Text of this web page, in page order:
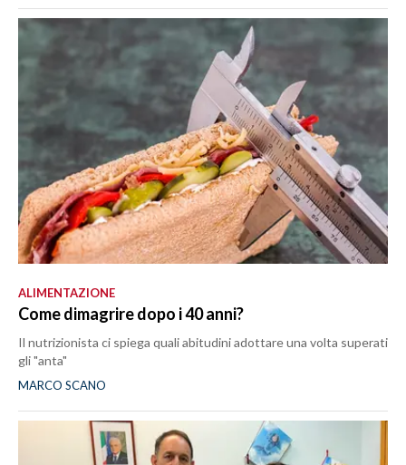
ALIMENTAZIONE
Come dimagrire dopo i 40 anni?
Il nutrizionista ci spiega quali abitudini adottare una volta superati
gli "anta"
MARCO SCANO